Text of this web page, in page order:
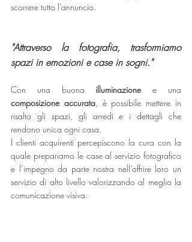
scorrere tutto l’annuncio.
"Attraverso la fotografia, trasformiamo
spazi in emozioni e case in sogni."
Con una buona illuminazione
composizione accurata, è possibile mettere in
risalto gli spazi, gli arredi e i dettagli che
rendono unica ogni casa.
I clienti acquirenti percepiscono la cura con la
quale prepariamo le case al servizio fotografico
e l’impegno da parte nostra nell’offrire loro un
servizio di alto livello valorizzando al meglio la
comunicazione visiva.